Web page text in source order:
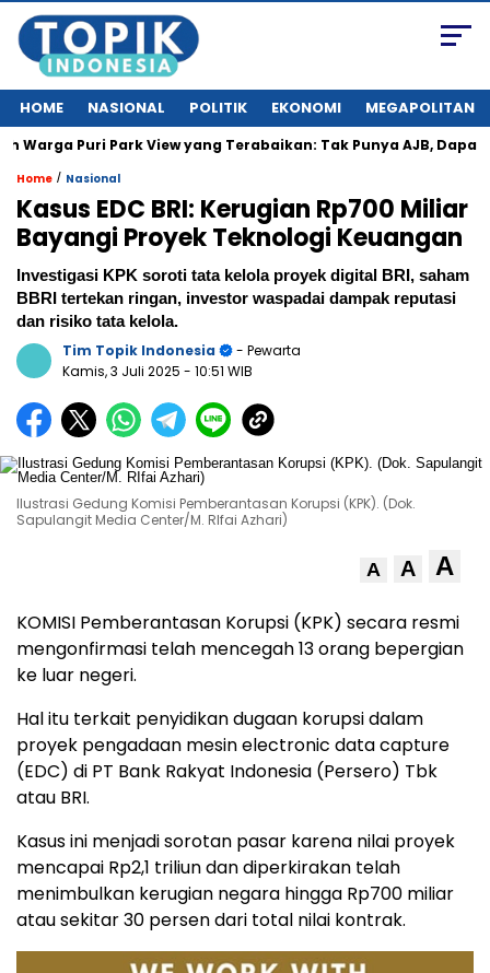
HOME NASIONAL POLITIK EKONOMI MEGAPOLITAN
Park View yang Terabaikan: Tak Punya AJB, Dapat Lintah,
Home / Nasional
Kasus EDC BRI: Kerugian Rp700 Miliar
Bayangi Proyek Teknologi Keuangan
Investigasi KPK soroti tata kelola proyek digital BRI, saham
BBRI tertekan ringan, investor waspadai dampak reputasi
dan risiko tata kelola.
Tim Topik Indonesia
- Pewarta
Kamis, 3 Juli 2025 - 10:51 WIB
Ilustrasi Gedung Komisi Pemberantasan Korupsi (KPK). (Dok.
Sapulangit Media Center/M. RIfai Azhari)
A A A
KOMISI Pemberantasan Korupsi (KPK) secara resmi
mengonfirmasi telah mencegah 13 orang bepergian
ke luar negeri.
Hal itu terkait penyidikan dugaan korupsi dalam
proyek pengadaan mesin electronic data capture
(EDC) di PT Bank Rakyat Indonesia (Persero) Tbk
atau BRI.
Kasus ini menjadi sorotan pasar karena nilai proyek
mencapai Rp2,1 triliun dan diperkirakan telah
menimbulkan kerugian negara hingga Rp700 miliar
atau sekitar 30 persen dari total nilai kontrak.